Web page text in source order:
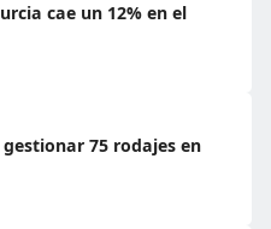
cae un 12% en el
75 rodajes en